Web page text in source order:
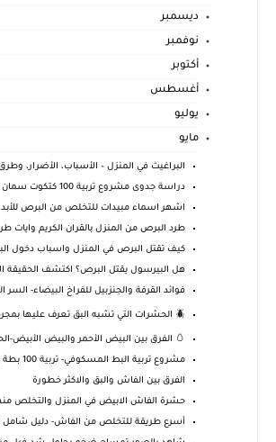
ديسمبر
نوفمبر
أكتوبر
أغسطس
يوليو
مايو
البراغيث في المنزل – الأسباب، الأضرار،
دراسة جدوى مشروع تربية 100 كتكوت سمان لعام 2025
اشهر اسماء مبيدات للتخلص من البرص للأبد
طرد البرص من المنزل بالقران الكريم وايات
كيف تقتل البرص في المنزل واسباب دخول
هل البيرسول يقتل البرص؟ اكتشف الحقيقة
فوائد القرفة والجنزبيل للفراخ البيضاء- السر
🪲 الحشرات التي تشبه البق تعرف عليها بمجرد رؤيتها ...
🥚 الفرق بين البيض الأحمر والبيض الأبيض-
مشروع تربية البط المسكوفي- تربية 100 بطة وربح اكثر...
الفرق بين الفاش والبق والاكثر خطورة
حشرة الفاش الابيض في المنزل والتخلص
أسرع طريقة للتخلص من الفاش- دليل شامل